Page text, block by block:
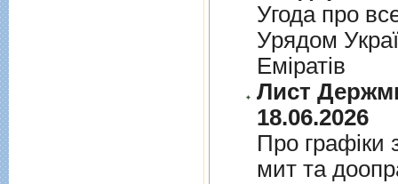
Угода про
Урядом
Емiратiв
Лист
18.06.2026
Про графiки
мит та